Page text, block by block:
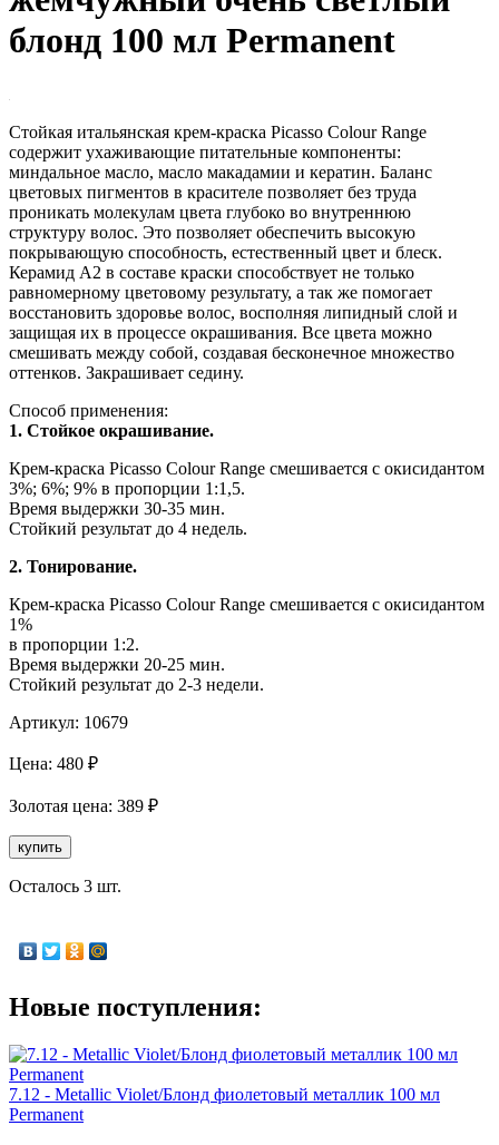
блонд 100 мл Рermanent
Стойкая итальянская крем-краска Picasso Colour Range
содержит ухаживающие питательные компоненты:
миндальное масло, масло макадамии и кератин. Баланс
цветовых пигментов в красителе позволяет без труда
проникать молекулам цвета глубоко во внутреннюю
структуру волос. Это позволяет обеспечить высокую
покрывающую способность, естественный цвет и блеск.
Керамид А2 в составе краски способствует не только
равномерному цветовому результату, а так же помогает
восстановить здоровье волос, восполняя липидный слой и
защищая их в процессе окрашивания. Все цвета можно
смешивать между собой, создавая бесконечное множество
оттенков. Закрашивает седину.
Способ применения:
1. Стойкое окрашивание.
Крем-краска Picasso Colour Range смешивается с окисидантом
3%; 6%; 9% в пропорции 1:1,5.
Время выдержки 30-35 мин.
Стойкий результат до 4 недель.
2. Тонирование.
Крем-краска Picasso Colour Range смешивается с окисидантом
1%
в пропорции 1:2.
Время выдержки 20-25 мин.
Стойкий результат до 2-3 недели.
Артикул: 10679
Цена: 480 ₽
Золотая цена: 389 ₽
купить
Осталось 3 шт.
Новые поступления:
7.12 - Metallic Violet/Блонд фиолетовый металлик 100 мл
Рermanent